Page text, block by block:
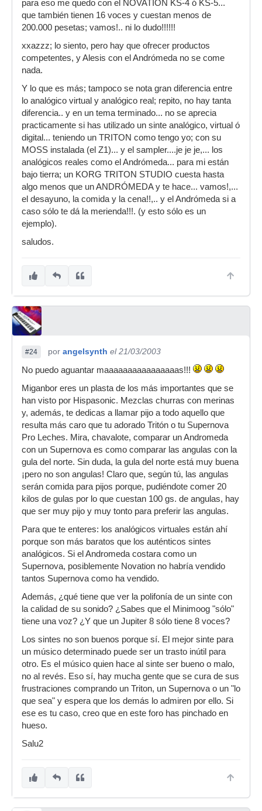
para eso me quedo con el NOVATION KS-4 ó KS-5...
que también tienen 16 voces y cuestan menos de
200.000 pesetas; vamos!.. ni lo dudo!!!!!!
xxazzz; lo siento, pero hay que ofrecer productos
competentes, y Alesis con el Andrómeda no se come
nada.
Y lo que es más; tampoco se nota gran diferencia entre
lo analógico virtual y analógico real; repito, no hay tanta
diferencia.. y en un tema terminado... no se aprecia
practicamente si has utilizado un sinte analógico, virtual ó
digital... teniendo un TRITON como tengo yo; con su
MOSS instalada (el Z1)... y el sampler....je je je,... los
analógicos reales como el Andrómeda... para mi están
bajo tierra; un KORG TRITON STUDIO cuesta hasta
algo menos que un ANDRÓMEDA y te hace... vamos!,...
el desayuno, la comida y la cena!!,.. y el Andrómeda si a
caso sólo te dá la merienda!!!. (y esto sólo es un
ejemplo).
saludos.
#24 por angelsynth el 21/03/2003
No puedo aguantar maaaaaaaaaaaaaaaas!!!
Miganbor eres un plasta de los más importantes que se
han visto por Hispasonic. Mezclas churras con merinas
y, además, te dedicas a llamar pijo a todo aquello que
resulta más caro que tu adorado Tritón o tu Supernova
Pro Leches. Mira, chavalote, comparar un Andromeda
con un Supernova es como comparar las angulas con la
gula del norte. Sin duda, la gula del norte está muy buena
¡pero no son angulas! Claro que, según tú, las angulas
serán comida para pijos porque, pudiéndote comer 20
kilos de gulas por lo que cuestan 100 gs. de angulas, hay
que ser muy pijo y muy tonto para preferir las angulas.
Para que te enteres: los analógicos virtuales están ahí
porque son más baratos que los auténticos sintes
analógicos. Si el Andromeda costara como un
Supernova, posiblemente Novation no habría vendido
tantos Supernova como ha vendido.
Además, ¿qué tiene que ver la polifonía de un sinte con
la calidad de su sonido? ¿Sabes que el Minimoog "sólo"
tiene una voz? ¿Y que un Jupiter 8 sólo tiene 8 voces?
Los sintes no son buenos porque sí. El mejor sinte para
un músico determinado puede ser un trasto inútil para
otro. Es el músico quien hace al sinte ser bueno o malo,
no al revés. Eso sí, hay mucha gente que se cura de sus
frustraciones comprando un Triton, un Supernova o un "lo
que sea" y espera que los demás lo admiren por ello. Si
ese es tu caso, creo que en este foro has pinchado en
hueso.
Salu2